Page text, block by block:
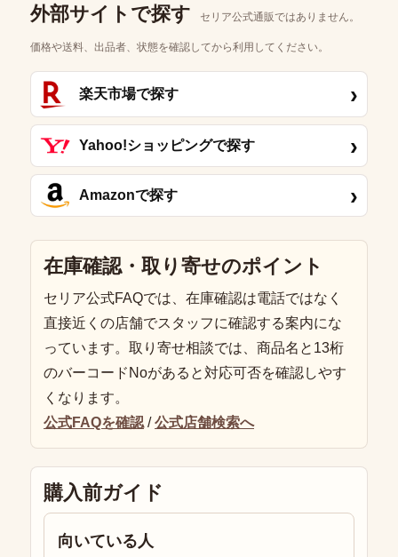
外部サイトで探す セリア公式通販ではありません。
価格や送料、出品者、状態を確認してから利用してください。
楽天市場で探す ›
Yahoo!ショッピングで探す ›
Amazonで探す ›
在庫確認・取り寄せのポイント
セリア公式FAQでは、在庫確認は電話ではなく
直接近くの店舗でスタッフに確認する案内にな
っています。取り寄せ相談では、商品名と13桁
のバーコードNoがあると対応可否を確認しやす
くなります。
公式FAQを確認 /公式店舗検索へ
購入前ガイド
向いている人